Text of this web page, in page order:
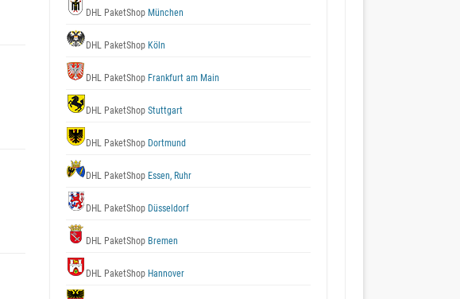
DHL PaketShop München
DHL PaketShop Köln
DHL PaketShop Frankfurt am Main
DHL PaketShop Stuttgart
DHL PaketShop Dortmund
DHL PaketShop Essen, Ruhr
DHL PaketShop Düsseldorf
DHL PaketShop Bremen
DHL PaketShop Hannover